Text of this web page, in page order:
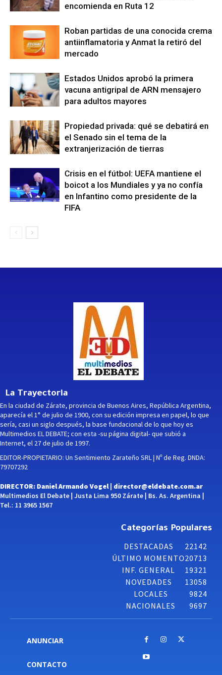
encomienda en Ruta 12
Roban partidas de una conocida crema
antiinflamatoria y Anmat la retiró del
mercado
Estados Unidos aprobó la primera
vacuna antigripal de ARN mensajero
para adultos mayores
Propiedad privada: qué se debatirá en
el Senado sin el tema de la
extranjerización de tierras
Crisis en el fútbol: UEFA mantiene el
boicot a los Mundiales y ya no confía
en Infantino como presidente de la
FIFA
La Trayectoria
En la ciudad de Zárate, provincia de Buenos Aires, República Argentina,
aparecía el 1° de julio de 1900, con su edición impresa en papel, lo que
sería, casi un siglo después, la base fundacional de lo que hoy es
Multimedios EL DEBATE; con esta -su página digital- que subió a
Internet, el 27 de julio de 1997.
EDITOR-PROPIETARIO: Un Sentimiento Zarateño SRL | Nº de Reg. DNDA:
79707292
DIRECTOR: Daniel Armando Vogel | director@eldebate.com.ar
Multimedios El Debate | Justa Lima 950 Zárate | Bs. As. Argentina |
Tel.: 11 3965 1567
Categorías Populares
DESTACADAS
22142
ÚLTIMO MOMENTO20713
INF. GENERAL
19321
NOVEDADES
13058
LOCALES
9824
NACIONALES
9697
ANUNCIAR
CONTACTO